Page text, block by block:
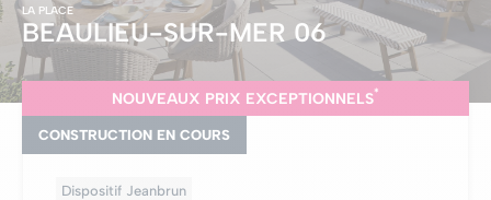
LA PLACE
BEAULIEU-SUR-MER06
NOUVEAUX PRIX EXCEPTIONNELS*
CONSTRUCTION EN COURS
Dispositif Jeanbrun